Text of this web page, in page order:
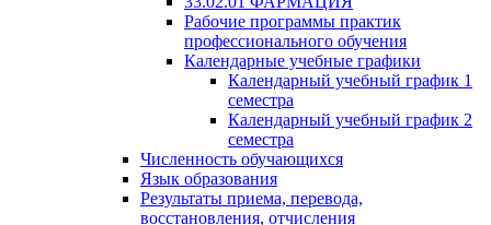
Рабочие программы практик
профессионального обучения
Календарные учебные графики
Календарный учебный график 1
семестра
Календарный учебный график 2
семестра
Численность обучающихся
Язык образования
Результаты приема, перевода,
восстановления, отчисления